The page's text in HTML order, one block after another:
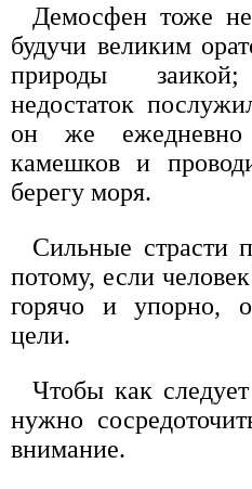
Демосфен тоже
будучи великим
природы
недостаток
он же
камешков и
берегу моря.
Сильные страсти
потому, если
горячо и упорно,
цели.
Чтобы как
нужно
внимание.